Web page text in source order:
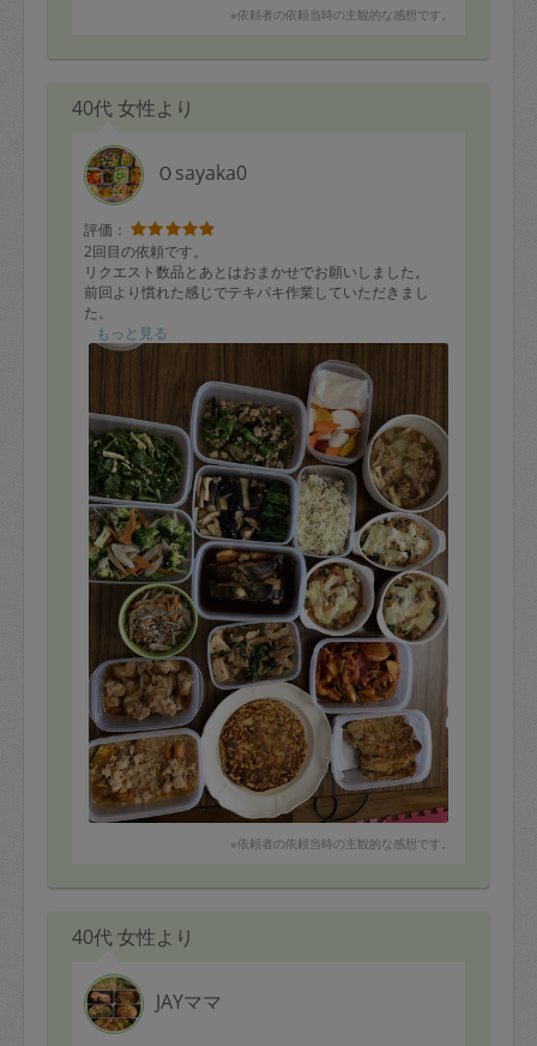
※依頼者の依頼当時の主観的な感想です。
40代 女性より
Ｏsayaka0
評価：
2回目の依頼です。
リクエスト数品とあとはおまかせでお願いしました。
前回より慣れた感じでテキパキ作業していただきまし
た。
冷蔵庫の食材をほとんど使いきり種類豊富に作っていた
だき、どれも美味しかったです。
子供たちは混ぜご飯をたくさん食べていました。
ピカタ、ラタトゥイユ、トマトクリームグラタン、コー
ルスロー、ピクルス、鶏肉と白菜のあんかけ、スパニッ
シュオムレツ、鶏肉と野菜のクリーム煮、カレイの煮付
け、お浸し、野菜のそぼろあん、かぼちゃのそぼろあ
ん、親子丼の素、混ぜご飯用具材、野菜と根菜の塩麹マ
リネ、春菊の和え物
もっと見る
※依頼者の依頼当時の主観的な感想です。
40代 女性より
JAYママ